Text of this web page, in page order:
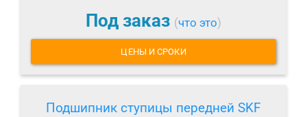
Под заказ (что это)
ЦЕНЫ И СРОКИ
Подшипник ступицы передней SKF